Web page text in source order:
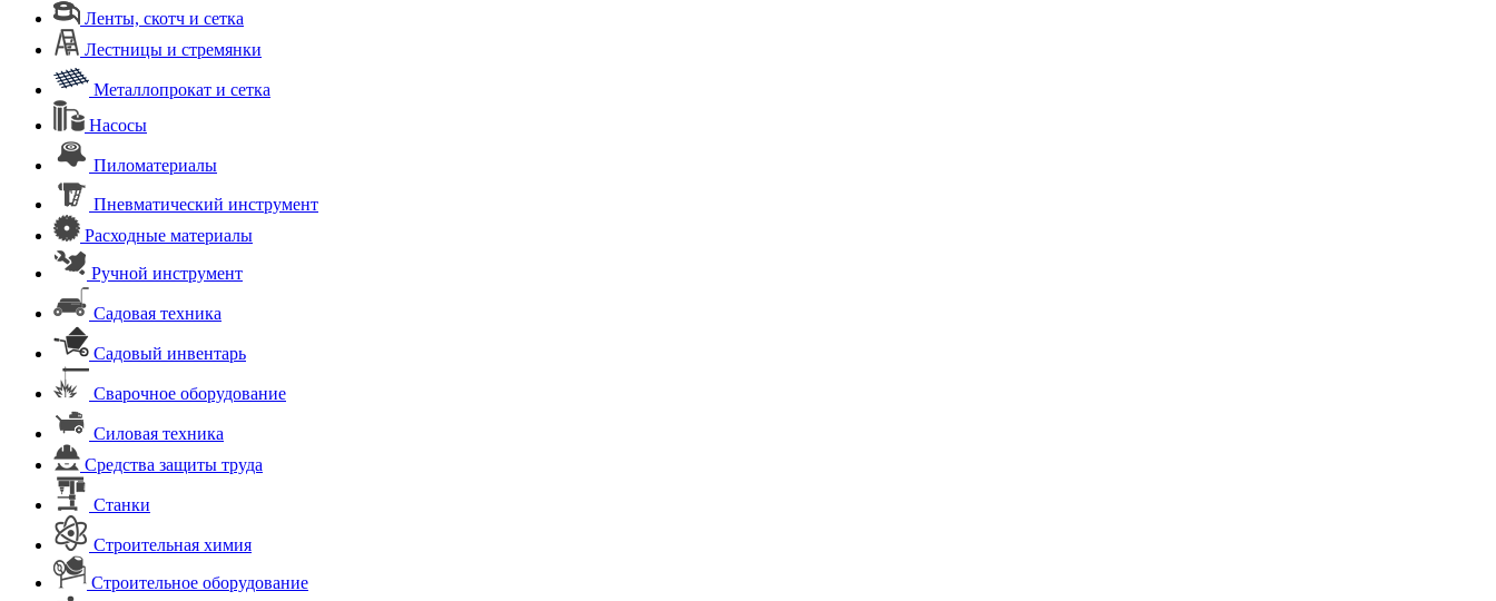
Ленты, скотч и сетка
Лестницы и стремянки
Металлопрокат и сетка
Насосы
Пиломатериалы
Пневматический инструмент
Расходные материалы
Ручной инструмент
Садовая техника
Садовый инвентарь
Сварочное оборудование
Силовая техника
Средства защиты труда
Станки
Строительная химия
Строительное оборудование